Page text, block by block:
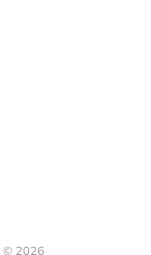
© 2026